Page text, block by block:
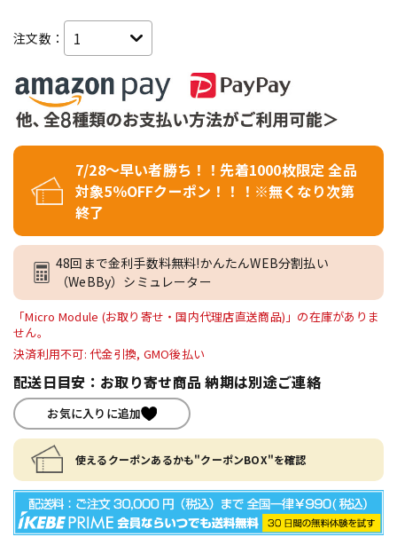
注文数：
7/28～早い者勝ち！！先着1000枚限定 全品
対象5％OFFクーポン！！！※無くなり次第
終了
48回まで金利手数料無料!かんたんWEB分割払い
（WeBBy）シミュレーター
「Micro Module (お取り寄せ・国内代理店直送商品)」の在庫がありま
せん。
決済利用不可: 代金引換, GMO後払い
配送日目安：お取り寄せ商品 納期は別途ご連絡
お気に入りに追加
使えるクーポンあるかも"クーポンBOX"を確認